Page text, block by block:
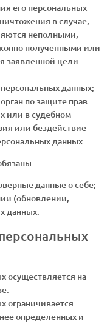
его персональных
в случае,
неполными,
полученными или
заявленной цели
персональных данных;
по защите прав
или в судебном
или бездействие
данных.
данные о себе;
(обновлении,
данных.
осуществляется на
ограничивается
определенных и